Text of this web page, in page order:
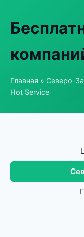
Главная » Северо-
Hot Service